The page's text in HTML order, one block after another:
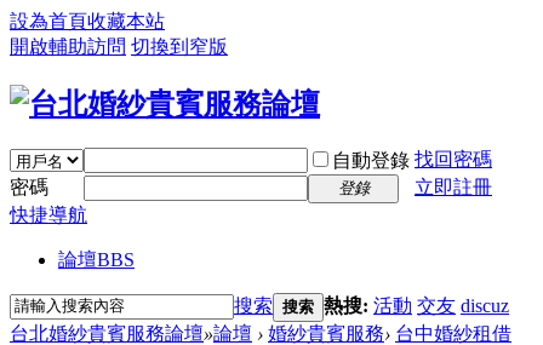
設為首頁收藏本站
開啟輔助訪問 切換到窄版
自動登錄 找回密碼
密碼
登錄
立即註冊
快捷導航
論壇BBS
搜索 搜索 熱搜: 活動 交友 discuz
台北婚紗貴賓服務論壇»論壇 › 婚紗貴賓服務› 台中婚紗租借